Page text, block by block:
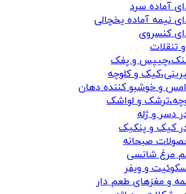
آماده سرد
نیمه آماده یخچالی
کنسروی
تنقلات
و پفک
و کلوچه
و خوشبو کننده دهان
و لواشک
دسر و ژله
کیک و پنکیک
صبحانه
مرغ شانسی
و ویفر
و مغزهای طعم دار